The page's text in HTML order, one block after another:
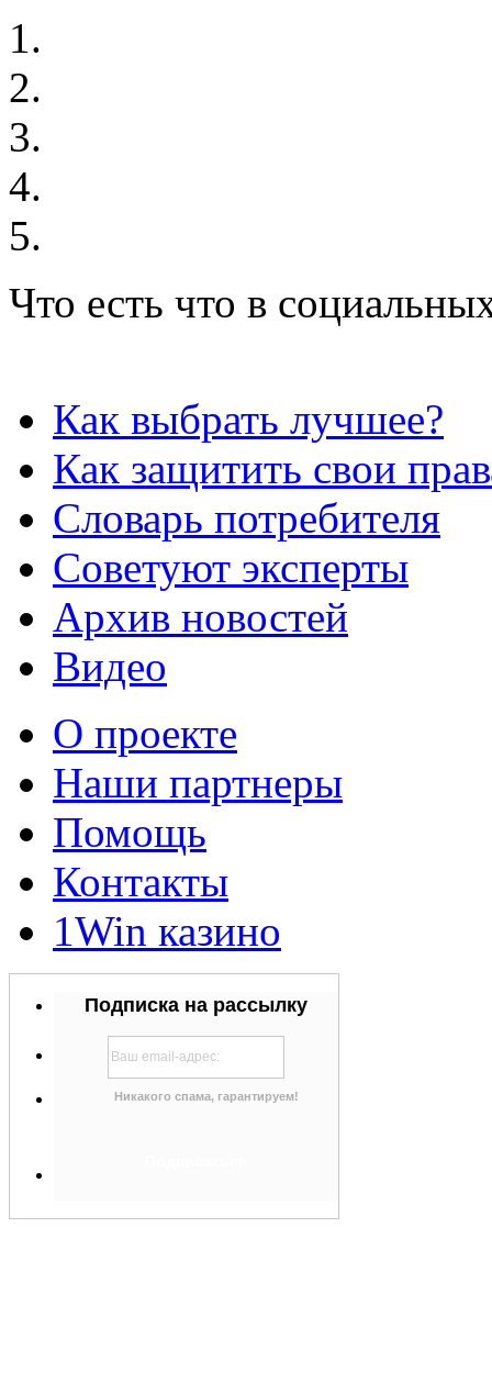
Что есть что в
Как выбрать лучшее?
Как защитить свои
Словарь потребителя
Советуют эксперты
Архив новостей
Видео
О проекте
Наши партнеры
Помощь
Контакты
1Win казино
Подписка на рассылку
Никакого спама, гарантируем!